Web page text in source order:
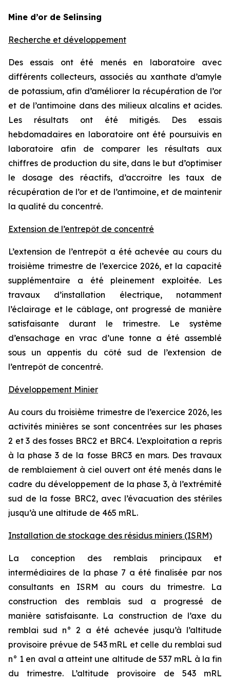
Mine d’or de Selinsing
Recherche et développement
Des essais ont été menés en laboratoire avec
différents collecteurs, associés au xanthate d’amyle
de potassium, afin d’améliorer la récupération de l’or
et de l’antimoine dans des milieux alcalins et acides.
Les résultats ont été mitigés. Des essais
hebdomadaires en laboratoire ont été poursuivis en
laboratoire afin de comparer les résultats aux
chiffres de production du site, dans le but d’optimiser
le dosage des réactifs, d’accroître les taux de
récupération de l’or et de l’antimoine, et de maintenir
la qualité du concentré.
Extension de l’entrepôt de concentré
L’extension de l’entrepôt a été achevée au cours du
troisième trimestre de l’exercice 2026, et la capacité
supplémentaire a été pleinement exploitée. Les
travaux d’installation électrique, notamment
l’éclairage et le câblage, ont progressé de manière
satisfaisante durant le trimestre. Le système
d’ensachage en vrac d’une tonne a été assemblé
sous un appentis du côté sud de l’extension de
l’entrepôt de concentré.
Développement Minier
Au cours du troisième trimestre de l’exercice 2026, les
activités minières se sont concentrées sur les phases
2 et 3 des fosses BRC2 et BRC4. L’exploitation a repris
à la phase 3 de la fosse BRC3 en mars. Des travaux
de remblaiement à ciel ouvert ont été menés dans le
cadre du développement de la phase 3, à l’extrémité
sud de la fosse BRC2, avec l’évacuation des stériles
jusqu’à une altitude de 465 mRL.
Installation de stockage des résidus miniers (ISRM)
La conception des remblais principaux et
intermédiaires de la phase 7 a été finalisée par nos
consultants en ISRM au cours du trimestre. La
construction des remblais sud a progressé de
manière satisfaisante. La construction de l’axe du
remblai sud n° 2 a été achevée jusqu’à l’altitude
provisoire prévue de 543 mRL et celle du remblai sud
n° 1 en aval a atteint une altitude de 537 mRL à la fin
du trimestre. L’altitude provisoire de 543 mRL